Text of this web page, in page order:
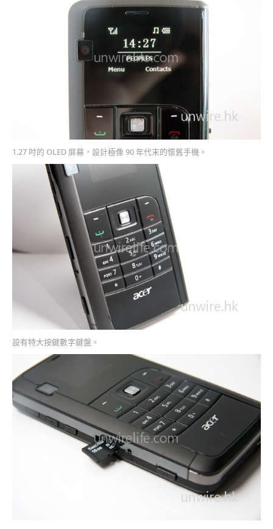
1.27 吋的 OLED 屏幕，設計極像 90 年代末的懷舊手機。
設有特大按鍵數字鍵盤。